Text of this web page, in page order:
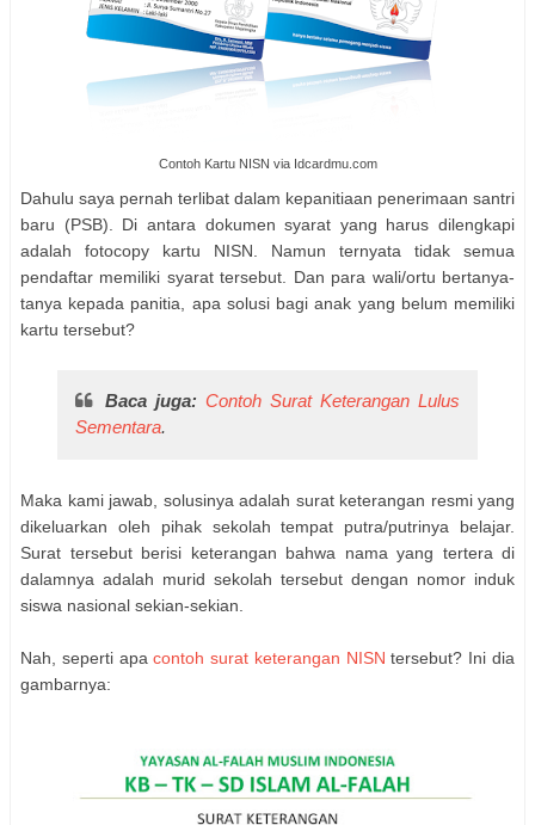
Contoh Kartu NISN via Idcardmu.com
Dahulu saya pernah terlibat dalam kepanitiaan penerimaan santri
baru (PSB). Di antara dokumen syarat yang harus dilengkapi
adalah fotocopy kartu NISN. Namun ternyata tidak semua
pendaftar memiliki syarat tersebut. Dan para wali/ortu bertanya-
tanya kepada panitia, apa solusi bagi anak yang belum memiliki
kartu tersebut?
Baca juga: Contoh Surat Keterangan Lulus
Sementara.
Maka kami jawab, solusinya adalah surat keterangan resmi yang
dikeluarkan oleh pihak sekolah tempat putra/putrinya belajar.
Surat tersebut berisi keterangan bahwa nama yang tertera di
dalamnya adalah murid sekolah tersebut dengan nomor induk
siswa nasional sekian-sekian.
Nah, seperti apacontoh surat keterangan NISN tersebut? Ini dia
gambarnya: